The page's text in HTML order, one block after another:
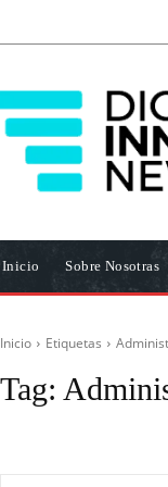
Inicio Sobre Nosotras
Inicio Etiquetas
Tag: